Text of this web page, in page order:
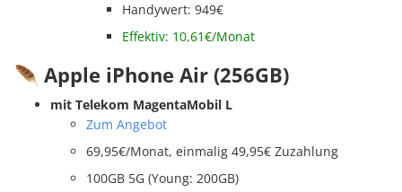
Handywert: 949€
Effektiv: 10,61€/Monat
🪶 Apple iPhone Air (256GB)
mit Telekom MagentaMobil L
Zum Angebot
69,95€/Monat, einmalig 49,95€ Zuzahlung
100GB 5G (Young: 200GB)